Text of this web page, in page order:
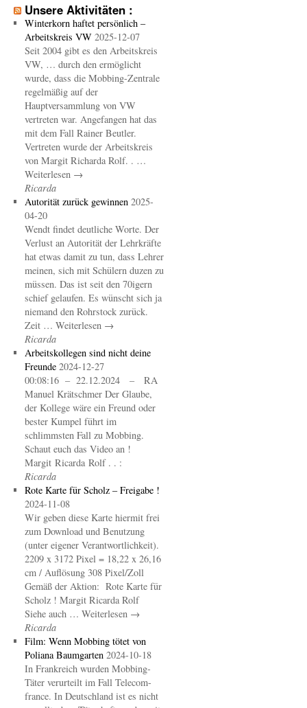
Unsere Aktivitäten :
Winterkorn haftet persönlich –
Arbeitskreis VW 2025-12-07
Seit 2004 gibt es den Arbeitskreis
VW, … durch den ermöglicht
wurde, dass die Mobbing-Zentrale
regelmäßig auf der
Hauptversammlung von VW
vertreten war. Angefangen hat das
mit dem Fall Rainer Beutler.
Vertreten wurde der Arbeitskreis
von Margit Richarda Rolf. . …
Weiterlesen →
Ricarda
Autorität zurück gewinnen 2025-
04-20
Wendt findet deutliche Worte. Der
Verlust an Autorität der Lehrkräfte
hat etwas damit zu tun, dass Lehrer
meinen, sich mit Schülern duzen zu
müssen. Das ist seit den 70igern
schief gelaufen. Es wünscht sich ja
niemand den Rohrstock zurück.
Zeit … Weiterlesen →
Ricarda
Arbeitskollegen sind nicht deine
Freunde 2024-12-27
00:08:16 – 22.12.2024 – RA
Manuel Krätschmer Der Glaube,
der Kollege wäre ein Freund oder
bester Kumpel führt im
schlimmsten Fall zu Mobbing.
Schaut euch das Video an !
Margit Ricarda Rolf . . :
Ricarda
Rote Karte für Scholz – Freigabe !
2024-11-08
Wir geben diese Karte hiermit frei
zum Download und Benutzung
(unter eigener Verantwortlichkeit).
2209 x 3172 Pixel = 18,22 x 26,16
cm / Auflösung 308 Pixel/Zoll
Gemäß der Aktion: Rote Karte für
Scholz ! Margit Ricarda Rolf
Siehe auch … Weiterlesen →
Ricarda
Film: Wenn Mobbing tötet von
Poliana Baumgarten 2024-10-18
In Frankreich wurden Mobbing-
Täter verurteilt im Fall Telecom-
france. In Deutschland ist es nicht